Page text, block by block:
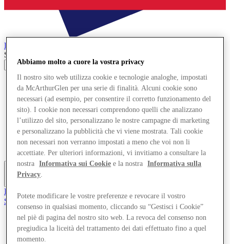
Roermond
Search input
Offerte
Pianifica la tua visita
Cosa c'è in programma
Mangia e Bevi
Servizi
Scopri la regione
Il Club
Salvata
it
Negozi
Offerte
Abbiamo molto a cuore la vostra privacy
Il nostro sito web utilizza cookie e tecnologie analoghe, impostati
da McArthurGlen per una serie di finalità. Alcuni cookie sono
necessari (ad esempio, per consentire il corretto funzionamento del
sito). I cookie non necessari comprendono quelli che analizzano
l’utilizzo del sito, personalizzano le nostre campagne di marketing
e personalizzano la pubblicità che vi viene mostrata. Tali cookie
non necessari non verranno impostati a meno che voi non li
accettiate. Per ulteriori informazioni, vi invitiamo a consultare la
nostra
Informativa sui Cookie e la nostra
Informativa sulla
Privacy.
Potete modificare le vostre preferenze e revocare il vostro
consenso in qualsiasi momento, cliccando su “Gestisci i Cookie”
nel piè di pagina del nostro sito web. La revoca del consenso non
pregiudica la liceità del trattamento dei dati effettuato fino a quel
momento.